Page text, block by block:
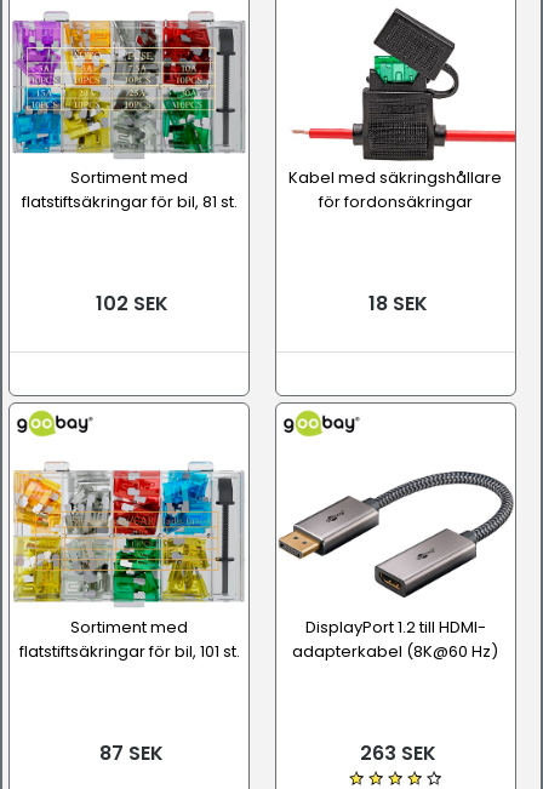
Sortiment med
flatstiftsäkringar för bil, 81 st.
102 SEK
Kabel med säkringshållare
för fordonsäkringar
18 SEK
Sortiment med
flatstiftsäkringar för bil, 101 st.
87 SEK
DisplayPort 1.2 till HDMI-
adapterkabel (8K@60 Hz)
263 SEK